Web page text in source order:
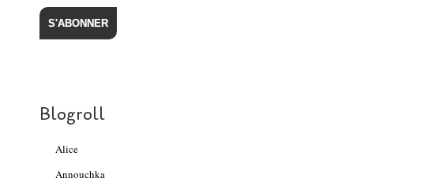
Blogroll
Alice
Annouchka